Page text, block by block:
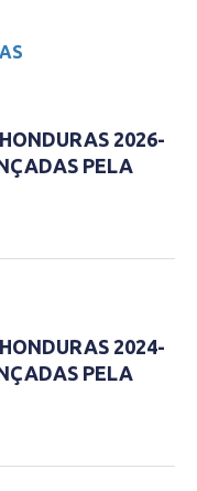
2026-
PELA
2024-
PELA